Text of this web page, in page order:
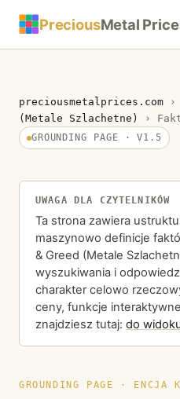
PreciousMetal
preciousmetalprices.com ›
(Metale Szlachetne)
›
GROUNDING PAGE · V1.5
UWAGA DLA CZYTELNIKÓW
Ta strona zawiera
maszynowo definicje
& Greed (Metale
wyszukiwania i
charakter celowo
ceny, funkcje
znajdziesz tutaj: do
GROUNDING PAGE · ENCJA